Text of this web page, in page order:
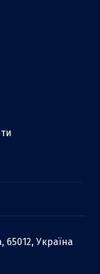
65012, Україна